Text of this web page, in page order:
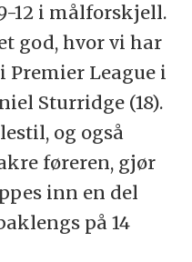
12 i målforskjell.
god, hvor vi har
Premier League i
Sturridge (18).
og også
føreren, gjør
inn en del
på 14